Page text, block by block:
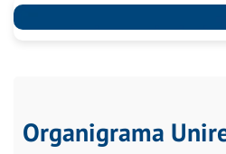
Organigrama